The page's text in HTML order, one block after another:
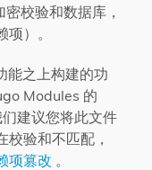
校验和数据库，
）。
能之上构建的功
Modules 的
建议您将此文件
验和不匹配，
项篡改 。